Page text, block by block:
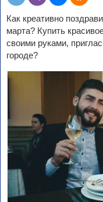
Как креативно
марта? Купить
своими руками,
городе?